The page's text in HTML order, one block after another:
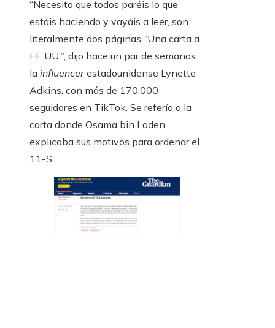
“Necesito que todos paréis lo que
estáis haciendo y vayáis a leer, son
literalmente dos páginas, ‘Una carta a
EE UU’”, dijo hace un par de semanas
la influencer estadounidense Lynette
Adkins, con más de 170.000
seguidores en TikTok. Se refería a la
carta donde Osama bin Laden
explicaba sus motivos para ordenar el
11-S.